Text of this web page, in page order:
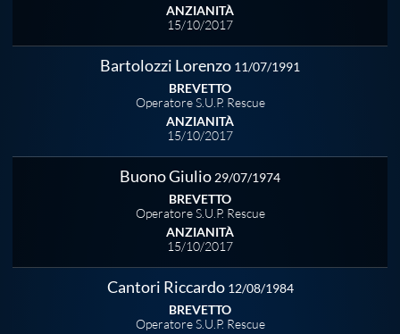
Salvamento
Formazione
Scuole Nuoto
ANZIANITÀ
15/10/2017
Bartolozzi Lorenzo 11/07/1991
BREVETTO
Operatore S.U.P. Rescue
ANZIANITÀ
15/10/2017
Buono Giulio 29/07/1974
BREVETTO
Operatore S.U.P. Rescue
ANZIANITÀ
15/10/2017
Cantori Riccardo 12/08/1984
BREVETTO
Operatore S.U.P. Rescue